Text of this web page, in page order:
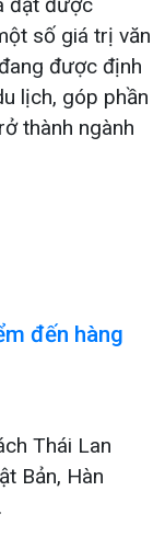
số giá trị văn
được định
lịch, góp phần
thành ngành
đến hàng
Thái Lan
Bản, Hàn